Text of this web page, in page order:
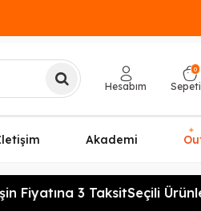
Hesabım
0
Akademi
✦
Fiyatına 3 TaksitSeçili Ürünler